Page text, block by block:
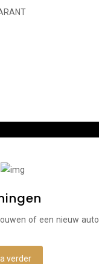
of een nieuw
verder